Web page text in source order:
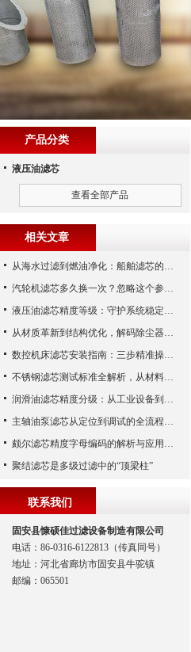
产品分类
液压油滤芯
查看全部产品
相关文章
从海水过滤到燃油净化：船舶滤芯的多场景应用解析
汽轮机滤芯多久换一次？忽略这个参数，机组非停损失可能上百万！
液压油滤芯精度等级：守护系统稳定与寿命的“微米标尺”
从材质革新到结构优化，解码除尘器滤芯性能跃升的核心逻辑
数控机床滤芯安装指南：三步精准操作，杜绝设备“亚健康”
不锈钢滤芯测试标准全解析，从材料性能到应用场景的严苛验证
润滑油滤芯精度分级：从工业设备到精密系统的过滤密码
主轴油泵滤芯从定位到调试的全流程解析
颇尔滤芯精度字母编码的解析与应用指南
聚结滤芯是多级过滤中的“顶梁柱”
联系我们
固安县慷硕佳过滤设备制造有限公司
电话：86-0316-6122813（传真同号）
地址：河北省廊坊市固安县牛驼镇
邮编：065501